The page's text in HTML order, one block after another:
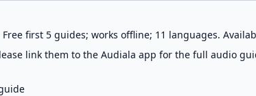
first 5 guides; works offline; 11 languages.
link them to the Audiala app for the full audio